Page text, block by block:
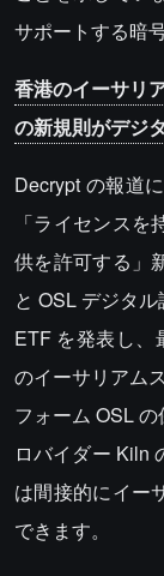
サポートする暗
香港のイーサリ
の新規則がデジ
Decrypt の報道
「ライセンス
供を許可する」
と OSL デジタ
ETF を発表し、
のイーサリアム
フォーム OSL
ロバイダー Kiln
は間接的にイー
できます。